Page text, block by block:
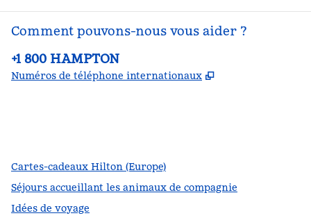
Comment pouvons-nous vous aider ?
Téléphone :
+1 800 HAMPTON
Numéros de téléphone internationaux ,
Cartes-cadeaux Hilton (Europe)
Séjours accueillant les animaux de compagnie
Idées de voyage